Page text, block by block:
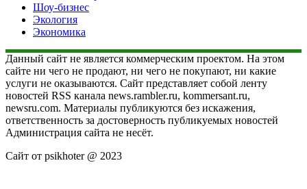
Шоу-бизнес
Экология
Экономика
Данный сайт не является коммерческим проектом. На этом
сайте ни чего не продают, ни чего не покупают, ни какие
услуги не оказываются. Сайт представляет собой ленту
новостей RSS канала news.rambler.ru, kommersant.ru,
newsru.com. Материалы публикуются без искажения,
ответственность за достоверность публикуемых новостей
Администрация сайта не несёт.
Сайт от psikhoter @ 2023